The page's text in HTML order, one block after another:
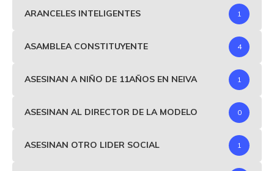
ARANCELES INTELIGENTES 1
ASAMBLEA CONSTITUYENTE 4
ASESINAN A NIÑO DE 11AÑOS EN NEIVA 1
ASESINAN AL DIRECTOR DE LA MODELO 0
ASESINAN OTRO LIDER SOCIAL 1